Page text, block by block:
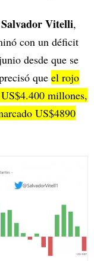
Salvador Vitelli,
con un déficit
desde que se
que el rojo
millones,
US$4890